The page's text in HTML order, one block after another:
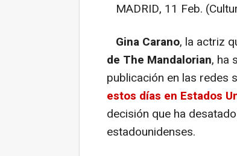
MADRID, 11 Feb.
Gina Carano, la actriz
de The Mandalorian, ha
publicación en las redes
estos días en Estados
decisión que ha
estadounidenses.